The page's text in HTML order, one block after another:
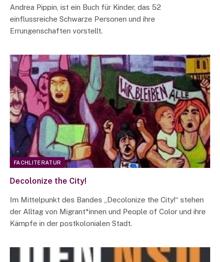
Andrea Pippin, ist ein Buch für Kinder, das 52
einflussreiche Schwarze Personen und ihre
Errungenschaften vorstellt.
FACHLITERATUR
Decolonize the City!
Im Mittelpunkt des Bandes „Decolonize the City!“ stehen
der Alltag von Migrant*innen und People of Color und ihre
Kämpfe in der postkolonialen Stadt.